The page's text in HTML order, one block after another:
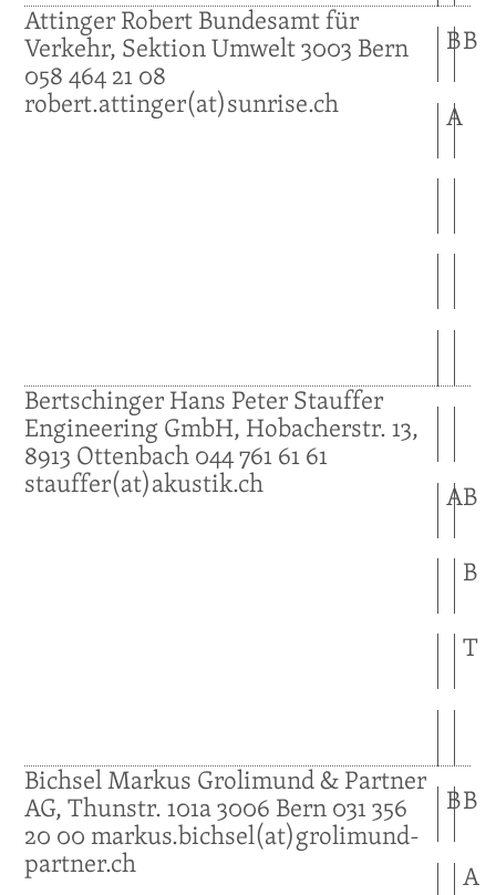
AttingerRobertBundesamt für
Verkehr, Sektion Umwelt3003 Bern
058 464 21 08
robert.attinger(at)sunrise.ch
BB
A
BertschingerHans PeterStauffer
Engineering GmbH, Hobacherstr. 13,
8913 Ottenbach044 761 61 61
stauffer(at)akustik.ch AB
B
T
BichselMarkus Grolimund & Partner
AG, Thunstr. 101a3006 Bern031 356
20 00markus.bichsel(at)grolimund-
partner.ch
BB
A